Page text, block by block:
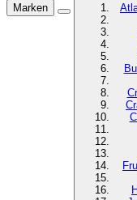
Marken